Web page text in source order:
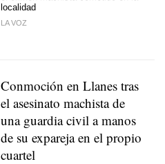
localidad
LA VOZ
Conmoción en Llanes tras
el asesinato machista de
una guardia civil a manos
de su expareja en el propio
cuartel